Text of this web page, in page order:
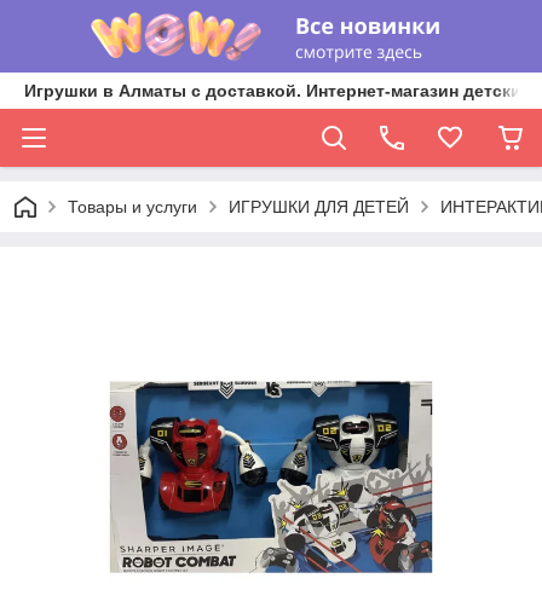
Игрушки в Алматы с доставкой. Интернет-магазин
Товары и услуги ИГРУШКИ ДЛЯ ДЕТЕЙ